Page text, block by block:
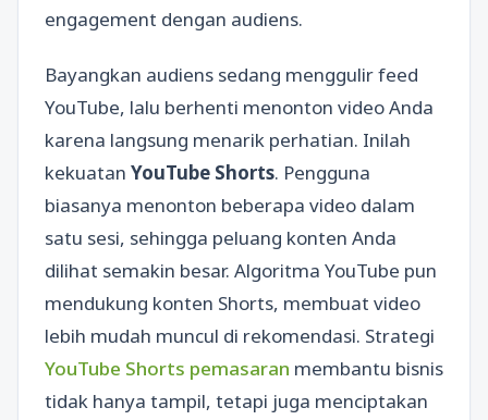
engagement dengan audiens.
Bayangkan audiens sedang menggulir feed
YouTube, lalu berhenti menonton video Anda
karena langsung menarik perhatian. Inilah
kekuatan YouTube Shorts. Pengguna
biasanya menonton beberapa video dalam
satu sesi, sehingga peluang konten Anda
dilihat semakin besar. Algoritma YouTube pun
mendukung konten Shorts, membuat video
lebih mudah muncul di rekomendasi. Strategi
YouTube Shorts pemasaran membantu bisnis
tidak hanya tampil, tetapi juga menciptakan